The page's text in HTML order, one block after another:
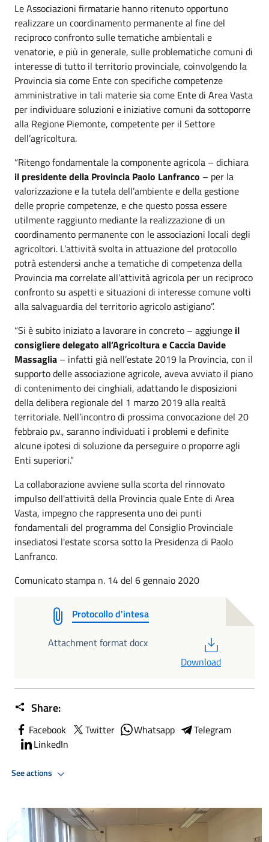
Le Associazioni firmatarie hanno ritenuto opportuno
realizzare un coordinamento permanente al fine del
reciproco confronto sulle tematiche ambientali e
venatorie, e più in generale, sulle problematiche comuni di
interesse di tutto il territorio provinciale, coinvolgendo la
Provincia sia come Ente con specifiche competenze
amministrative in tali materie sia come Ente di Area Vasta
per individuare soluzioni e iniziative comuni da sottoporre
alla Regione Piemonte, competente per il Settore
dell’agricoltura.
“Ritengo fondamentale la componente agricola – dichiara
il presidente della Provincia Paolo Lanfranco – per la
valorizzazione e la tutela dell’ambiente e della gestione
delle proprie competenze, e che questo possa essere
utilmente raggiunto mediante la realizzazione di un
coordinamento permanente con le associazioni locali degli
agricoltori. L’attività svolta in attuazione del protocollo
potrà estendersi anche a tematiche di competenza della
Provincia ma correlate all’attività agricola per un reciproco
confronto su aspetti e situazioni di interesse comune volti
alla salvaguardia del territorio agricolo astigiano”.
“Si è subito iniziato a lavorare in concreto – aggiunge il
consigliere delegato all’Agricoltura e Caccia Davide
Massaglia – infatti già nell’estate 2019 la Provincia, con il
supporto delle associazione agricole, aveva avviato il piano
di contenimento dei cinghiali, adattando le disposizioni
della delibera regionale del 1 marzo 2019 alla realtà
territoriale. Nell’incontro di prossima convocazione del 20
febbraio p.v., saranno individuati i problemi e definite
alcune ipotesi di soluzione da perseguire o proporre agli
Enti superiori.”
La collaborazione avviene sulla scorta del rinnovato
impulso dell'attività della Provincia quale Ente di Area
Vasta, impegno che rappresenta uno dei punti
fondamentali del programma del Consiglio Provinciale
insediatosi l'estate scorsa sotto la Presidenza di Paolo
Lanfranco.
Comunicato stampa n. 14 del 6 gennaio 2020
Protocollo d'intesa
Attachment format docx
Download
Share:
Facebook Twitter Whatsapp
Telegram
LinkedIn
See actions